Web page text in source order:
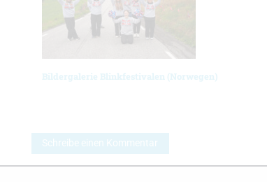
Bildergalerie Blinkfestivalen (Norwegen)
Schreibe einen Kommentar